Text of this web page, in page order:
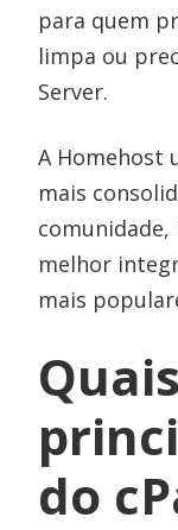
para quem
limpa ou
Server.
A Homehost
mais
melhor
mais
do